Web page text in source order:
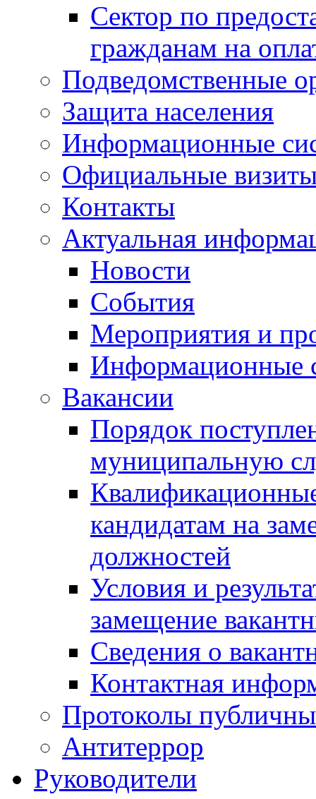
Сектор по
гражданам на
Подведомственные
Защита населения
Информационные
Официальные
Контакты
Актуальная
Новости
События
Мероприятия и
Информационные
Вакансии
Порядок
муниципальную
кандидатам на
должностей
Условия и
замещение
Сведения о
Контактная
Протоколы
Антитеррор
Руководители